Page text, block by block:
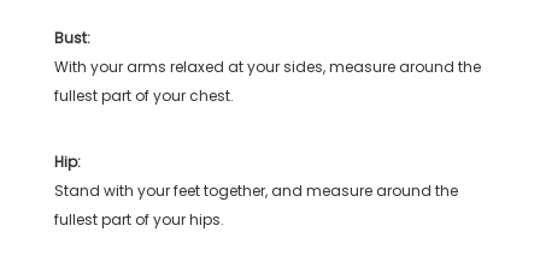
Bust:
With your arms relaxed at your sides, measure around the
fullest part of your chest.
Hip:
Stand with your feet together, and measure around the
fullest part of your hips.